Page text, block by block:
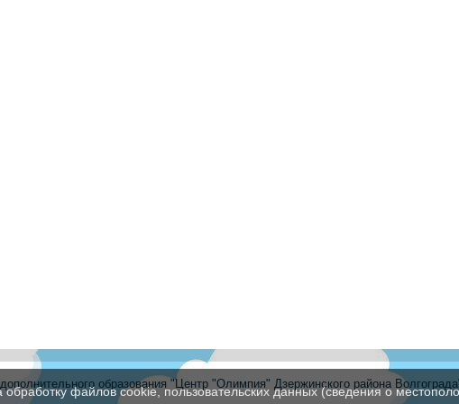
образования "Центр "Олимпия" Дзержинского района
файлов cookie, пользовательских данных (сведения о